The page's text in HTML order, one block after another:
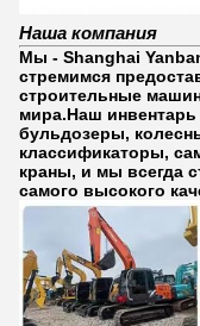
Наша компания
Мы - Shanghai
стремимся
строительные
мира.Наш
бульдозеры,
классификаторы,
краны, и мы всегда
самого высокого